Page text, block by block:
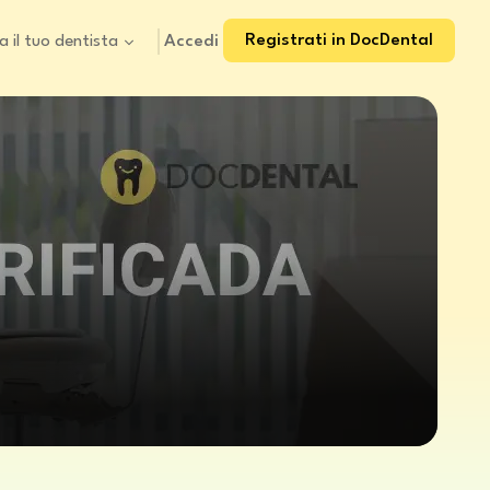
il tuo dentista Accedi Registrati in DocDental